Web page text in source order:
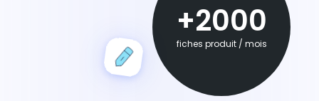
+2000
fiches produit / mois